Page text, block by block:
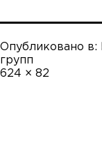
Опубликовано в:
групп
Полный
624 × 82